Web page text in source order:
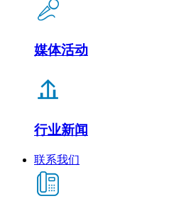
媒体活动
行业新闻
联系我们